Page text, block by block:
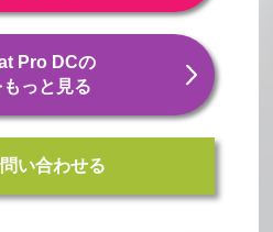
Pro DCの
っと見る
い合わせる